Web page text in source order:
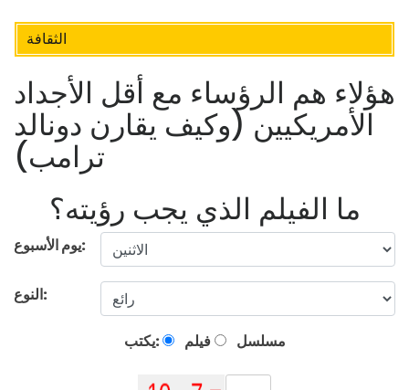
الثقافة
هؤلاء هم الرؤساء مع أقل الأجداد
الأمريكيين (وكيف يقارن دونالد
ترامب)
ما الفيلم الذي يجب رؤيته؟
يوم الأسبوع:
النوع:
يكتب: فيلم مسلسل